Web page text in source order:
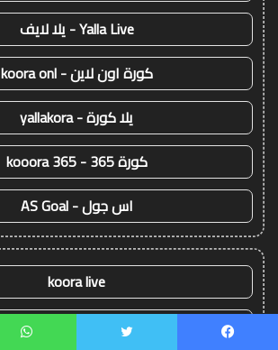
Yalla Live - يلا لايف
كورة اون لاين - koora onl
يلا كورة - yallakora
كورة 365 - kooora 365
اس جول - AS Goal
koora live